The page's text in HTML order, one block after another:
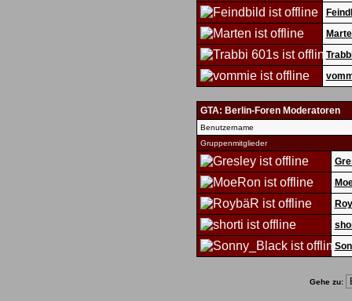
GTA: Berlin-Foren Moderatoren
Benutzername
Gruppenmitglieder
Gehe zu: